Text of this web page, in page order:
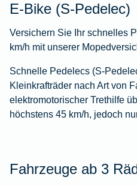
E-Bike (S-Pedelec)
Versichern Sie Ihr schnelles
km/h mit unserer
Schnelle Pedelecs (S-
Kleinkrafträder nach Art von
elektromotorischer Trethilfe
höchstens 45 km/h, jedoch
Fahrzeuge ab 3